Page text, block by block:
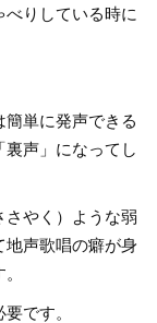
りしている時に
単に発声できる
声」になってし
やく）ような弱
地声歌唱の癖が身
です。